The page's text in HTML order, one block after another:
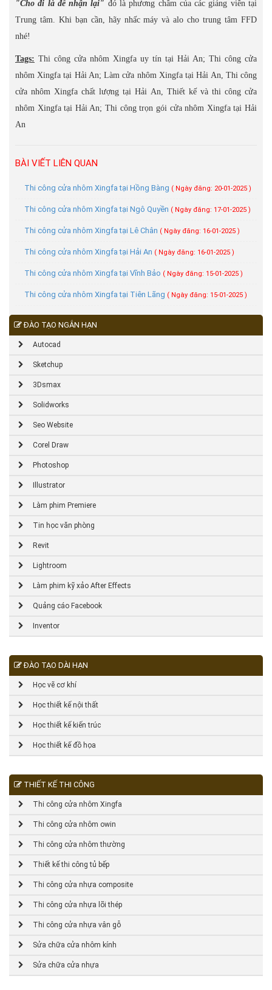
"Cho đi là để nhận lại" đó là phương châm của các giảng viên tại
Trung tâm. Khi bạn cần, hãy nhấc máy và alo cho trung tâm FFD
nhé!
Tags: Thi công cửa nhôm Xingfa uy tín tại Hải An; Thi công cửa
nhôm Xingfa tại Hải An; Làm cửa nhôm Xingfa tại Hải An, Thi công
cửa nhôm Xingfa chất lượng tại Hải An, Thiết kế và thi công cửa
nhôm Xingfa tại Hải An; Thi công trọn gói cửa nhôm Xingfa tại Hải
An
BÀI VIẾT LIÊN QUAN
Thi công cửa nhôm Xingfa tại Hồng Bàng ( Ngày đăng: 20-01-2025 )
Thi công cửa nhôm Xingfa tại Ngô Quyền ( Ngày đăng: 17-01-2025 )
Thi công cửa nhôm Xingfa tại Lê Chân ( Ngày đăng: 16-01-2025 )
Thi công cửa nhôm Xingfa tại Hải An ( Ngày đăng: 16-01-2025 )
Thi công cửa nhôm Xingfa tại Vĩnh Bảo ( Ngày đăng: 15-01-2025 )
Thi công cửa nhôm Xingfa tại Tiên Lãng ( Ngày đăng: 15-01-2025 )
ĐÀO TẠO NGẮN HẠN
Autocad
Sketchup
3Dsmax
Solidworks
Seo Website
Corel Draw
Photoshop
Illustrator
Làm phim Premiere
Tin học văn phòng
Revit
Lightroom
Làm phim kỹ xảo After Effects
Quảng cáo Facebook
Inventor
ĐÀO TẠO DÀI HẠN
Học vẽ cơ khí
Học thiết kế nội thất
Học thiết kế kiến trúc
Học thiết kế đồ họa
THIẾT KẾ THI CÔNG
Thi công cửa nhôm Xingfa
Thi công cửa nhôm owin
Thi công cửa nhôm thường
Thiết kế thi công tủ bếp
Thi công cửa nhựa composite
Thi công cửa nhựa lõi thép
Thi công cửa nhựa vân gỗ
Sửa chữa cửa nhôm kính
Sửa chữa cửa nhựa